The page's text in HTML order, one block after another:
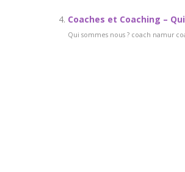
Coaches et Coaching –
Qui sommes nous ? coach namur